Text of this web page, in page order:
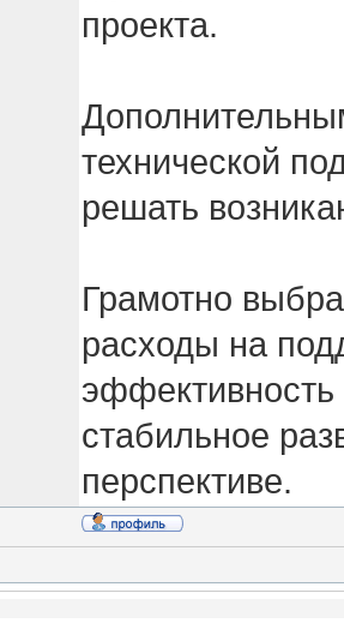
проекта.
технической
решать
Грамотно
расходы на
эффективность
стабильное
перспективе.